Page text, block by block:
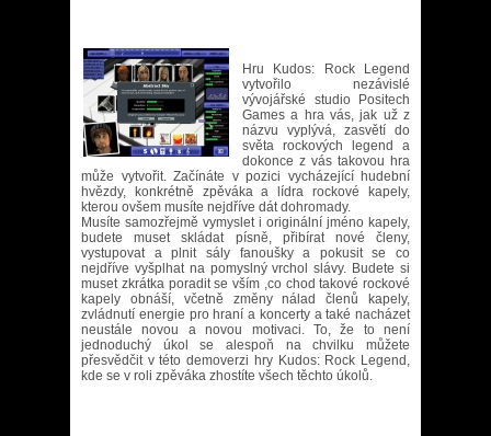
Hru Kudos: Rock Legend
vytvořilo nezávislé
vývojářské studio Positech
Games a hra vás, jak už z
názvu vyplývá, zasvětí do
světa rockových legend a
dokonce z vás takovou hra
může vytvořit. Začínáte v pozici vycházející hudební
hvězdy, konkrétně zpěváka a lídra rockové kapely,
kterou ovšem musíte nejdříve dát dohromady.
Musíte samozřejmě vymyslet i originální jméno kapely,
budete muset skládat písně, přibírat nové členy,
vystupovat a plnit sály fanoušky a pokusit se co
nejdříve vyšplhat na pomyslný vrchol slávy. Budete si
muset zkrátka poradit se vším ,co chod takové rockové
kapely obnáší, včetně změny nálad členů kapely,
zvládnutí energie pro hraní a koncerty a také nacházet
neustále novou a novou motivaci. To, že to není
jednoduchý úkol se alespoň na chvilku můžete
přesvědčit v této demoverzi hry Kudos: Rock Legend,
kde se v roli zpěváka zhostíte všech těchto úkolů.